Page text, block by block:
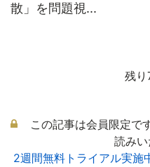
散」を問題視...
残
この記事は会員限定で
読みい
2週間無料トライアル実施